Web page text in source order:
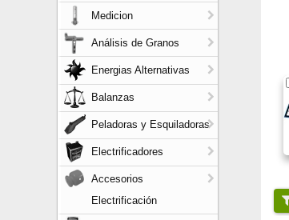
Medicion
Análisis de Granos
Energias Alternativas
Balanzas
Peladoras y Esquiladoras
Electrificadores
Accesorios
Electrificación